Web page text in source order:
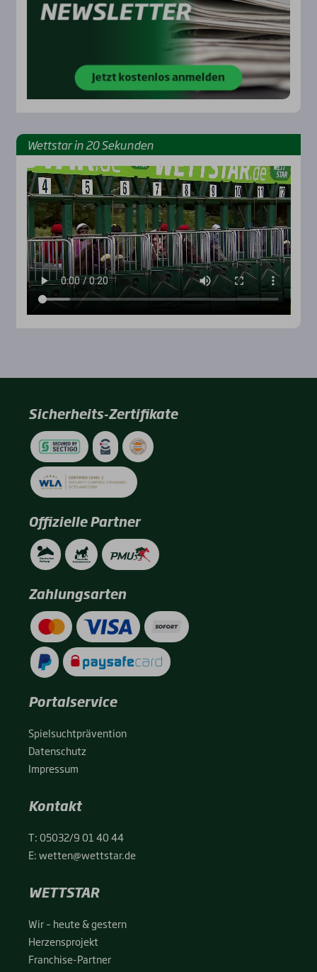
Wett­star in 20 Sekun­den
Sicherheits-Zertifikate
Offizielle Partner
Zahlungsarten
Portalservice
Spiel­sucht­prä­ven­ti­on
Daten­schutz
Impres­sum
Kontakt
T:05032/9 01 40 44
E:wetten@wettstar.de
WETTSTAR
Wir – heu­te & ges­tern
Her­zens­pro­jekt
Fran­chise-Par­t­­ner